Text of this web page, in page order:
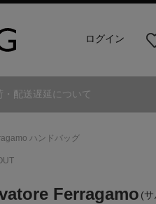
ログイン
り
配送遅延について
ハンドバッグ
Ferragamo (